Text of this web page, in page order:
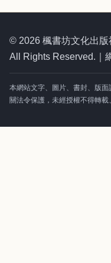
© 2026 楓書坊文化出版
All Rights Reserved.｜
本網站文字、圖片、書封、版
關法令保護，未經授權不得轉載